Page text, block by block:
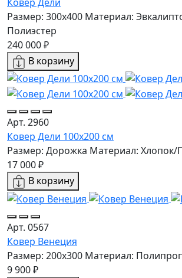
Размер: 300x400 Материал:
Полиэстер
240 000 ₽
В корзину
Арт. 2960
Ковер Дели 100х200 см
Размер: Дорожка Материал: Хлопок/
17 000 ₽
В корзину
Арт. 0567
Ковер Венеция
Размер: 200x300 Материал:
9 900 ₽